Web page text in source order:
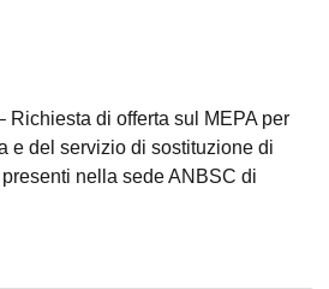
Richiesta di offerta sul MEPA per
e del servizio di sostituzione di
nella sede ANBSC di